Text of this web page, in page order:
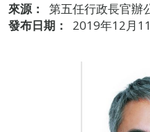
來源：
第五任行政長官辦
發布日期：
2019年12月